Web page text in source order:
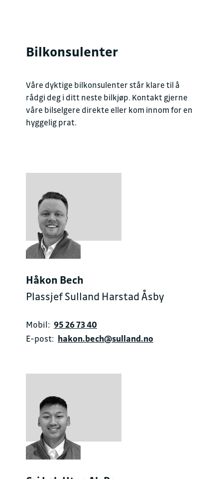
Bilkonsulenter
Våre dyktige bilkonsulenter står klare til å
rådgi deg i ditt neste bilkjøp. Kontakt gjerne
våre bilselgere direkte eller kom innom for en
hyggelig prat.
Håkon Bech
Plassjef Sulland Harstad Åsby
Mobil: 95 26 73 40
E-post: hakon.bech@sulland.no